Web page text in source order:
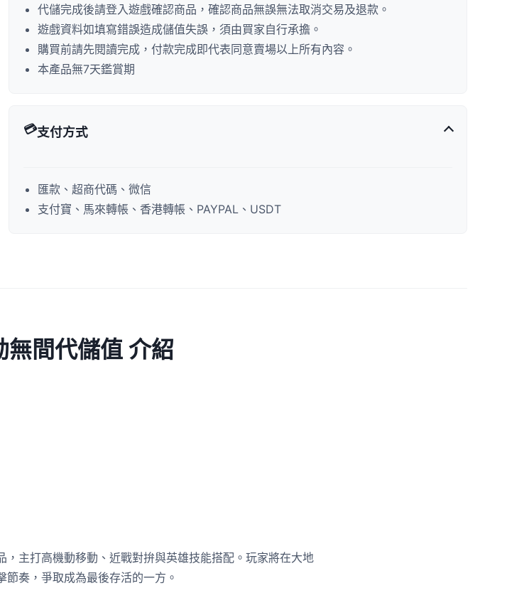
代儲完成後請登入遊戲確認商品，確認商品無誤無法取消交易及退款。
遊戲資料如填寫錯誤造成儲值失誤，須由買家自行承擔。
購買前請先閱讀完成，付款完成即代表同意賣場以上所有內容。
本產品無7天鑑賞期
💳支付方式
匯款、超商代碼、微信
支付寶、馬來轉帳、香港轉帳、PAYPAL、USDT
間代儲值 介紹
主打高機動移動、近戰對拚與英雄技能搭配。玩家將在大地
奏，爭取成為最後存活的一方。